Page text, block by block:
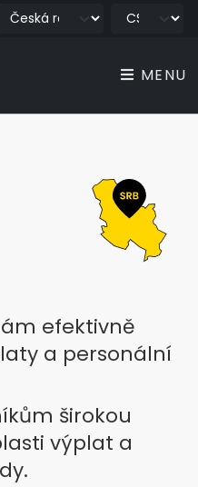
MENU
efektivně
a personální
širokou
výplat a